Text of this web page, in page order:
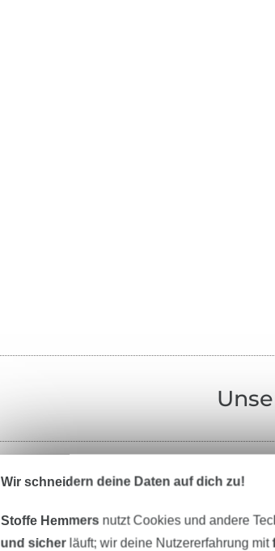
Stoffe
Wir schneidern deine Daten auf dich zu!
Stoffe Hemmers nutzt Cookies und andere
und sicherläuft; wir deine Nutzererfahrung mit